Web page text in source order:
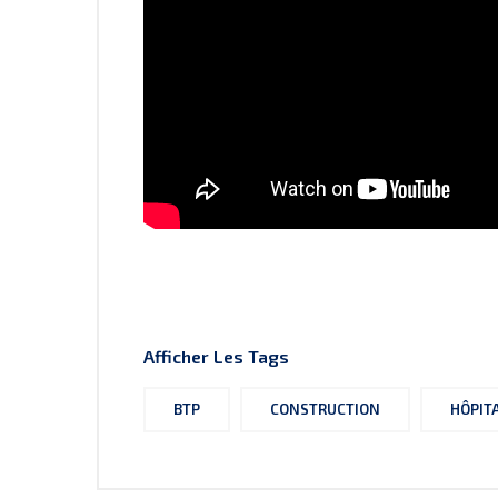
Afficher Les Tags
BTP CONSTRUCTION